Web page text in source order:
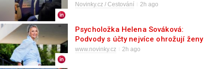
následující den
Novinky.cz / Cestování 2h ago
Psycholožka Helena Sováková:
Podvody s účty nejvíce ohrožují ženy
narozené v roce 1975
www.novinky.cz 2h ago